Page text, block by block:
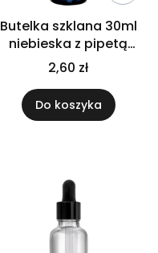
Butelka szklana 30ml
niebieska z pipetą
złoto czarną
2,60 zł
Do koszyka